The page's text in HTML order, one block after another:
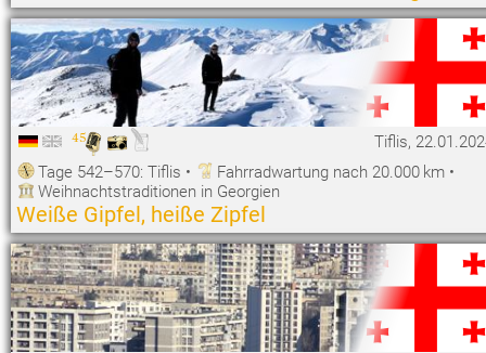
45
Tiflis,
Tage 542–570: Tiflis • Fahrradwartung nach 20.000 km •
Weihnachtstraditionen in Georgien
Weiße Gipfel, heiße Zipfel